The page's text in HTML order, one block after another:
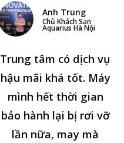
Anh Trung
Chủ Khách Sạn
Aquarius Hà Nội
Trung tâm có dịch vụ
hậu mãi khá tốt. Máy
mình hết thời gian
bảo hành lại bị rơi vỡ
lần nữa, may mà